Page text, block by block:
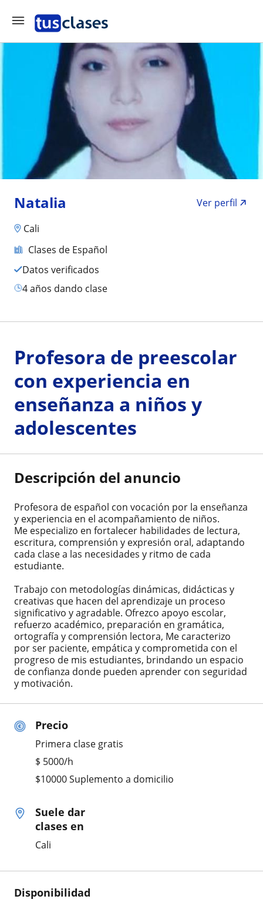
Natalia
Ver perfil
Cali
Clases de Español
Datos verificados
4 años dando clase
Precio
Primera clase gratis
$ 5000/h
$10000 Suplemento a domicilio
Suele dar
clases en
Cali
Disponibilidad
Profesora de preescolar
con experiencia en
enseñanza a niños y
adolescentes
Descripción del anuncio
Profesora de español con vocación por la enseñanza
y experiencia en el acompañamiento de niños.
Me especializo en fortalecer habilidades de lectura,
escritura, comprensión y expresión oral, adaptando
cada clase a las necesidades y ritmo de cada
estudiante.
Trabajo con metodologías dinámicas, didácticas y
creativas que hacen del aprendizaje un proceso
significativo y agradable. Ofrezco apoyo escolar,
refuerzo académico, preparación en gramática,
ortografía y comprensión lectora, Me caracterizo
por ser paciente, empática y comprometida con el
progreso de mis estudiantes, brindando un espacio
de confianza donde pueden aprender con seguridad
y motivación.